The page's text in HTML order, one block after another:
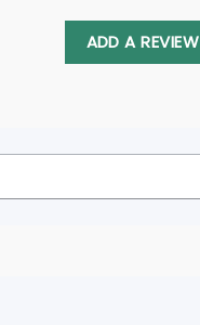
ADD A REVIEW